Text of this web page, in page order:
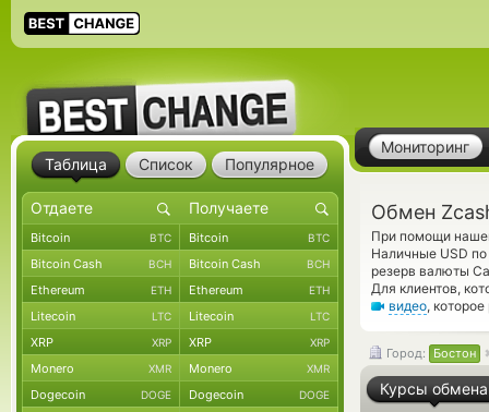
Мониторинг
Обмен
При помощи
Наличные USD
резерв валюты
Для клиентов,
видео,
Город: Бостон
Курсы обмена
Таблица Список Популярное
Bitcoin BTC Bitcoin BTC
Bitcoin Cash BCH Bitcoin Cash BCH
Ethereum ETH Ethereum ETH
Litecoin LTC Litecoin LTC
XRP XRP XRP XRP
Monero XMR Monero XMR
Dogecoin DOGE Dogecoin DOGE